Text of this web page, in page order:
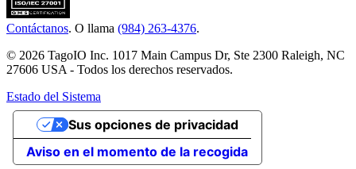
Contáctanos. O llama (984) 263-4376.
© 2026 TagoIO Inc. 1017 Main Campus Dr, Ste 2300 Raleigh, NC
27606 USA - Todos los derechos reservados.
Estado del Sistema
Aviso en el momento de la recogida
Sus opciones de privacidad